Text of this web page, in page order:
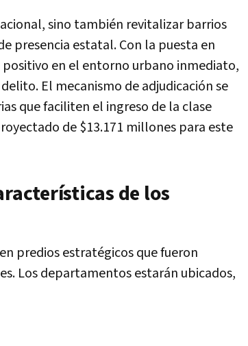
sino también revitalizar barrios
presencia estatal. Con la puesta en
positivo en el entorno urbano inmediato,
El mecanismo de adjudicación se
que faciliten el ingreso de la clase
de $13.171 millones para este
de los
predios estratégicos que fueron
Los departamentos estarán ubicados,